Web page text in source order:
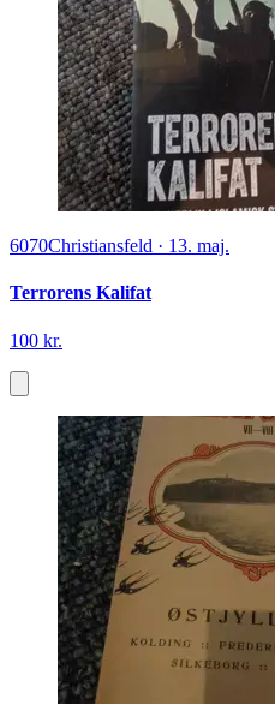
6070Christiansfeld · 13. maj.
Terrorens Kalifat
100 kr.